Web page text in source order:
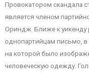
Провокатором скандала
является членом
Ориндж. Ближе к уикенду
однопартийцам письмо, в
на которой было
человеческую одежду.